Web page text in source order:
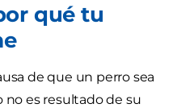
qué tu
de que un perro sea
es resultado de su